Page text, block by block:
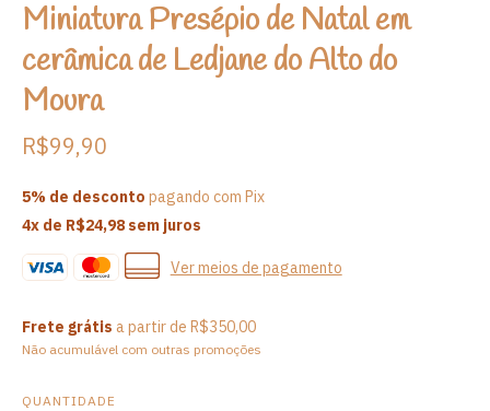
Miniatura Presépio de Natal em
cerâmica de Ledjane do Alto do
Moura
R$99,90
5% de desconto pagando com Pix
4x de R$24,98sem juros
Ver meios de pagamento
Frete grátis a partir de R$350,00
Não acumulável com outras promoções
QUANTIDADE